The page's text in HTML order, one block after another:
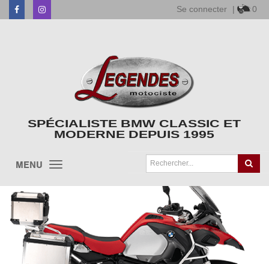
FacebookInstagram Se connecter | 0
SPÉCIALISTE BMW CLASSIC ET
MODERNE DEPUIS 1995
MENU